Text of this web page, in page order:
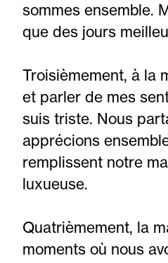
sommes ensemble.
que des jours
Troisièmement, à la
et parler de mes
suis triste. Nous
apprécions
remplissent notre
luxueuse.
Quatrièmement, la
moments où nous